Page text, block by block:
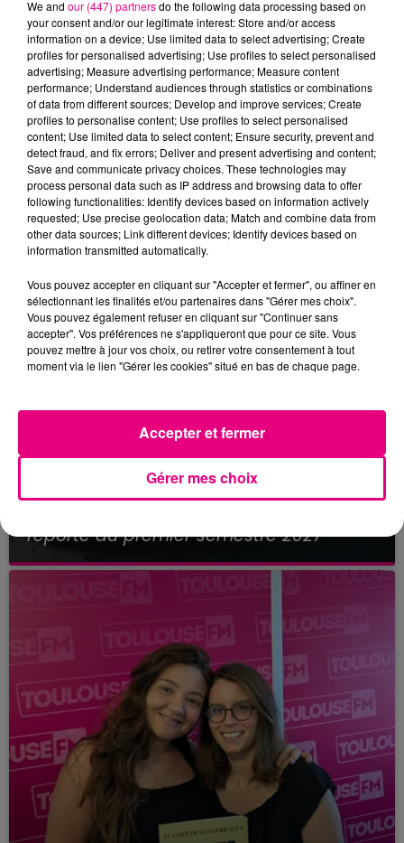
22 juillet 2026
Toulouse : circulation perturbée dans le
secteur François Verdier...
21 juillet 2026
reporté au premier semestre 2027
We and our (447) partnersdo the following data processing based on
your consent and/or our legitimate interest: Store and/or access
information on a device; Use limited data to select advertising; Create
profiles for personalised advertising; Use profiles to select personalised
advertising; Measure advertising performance; Measure content
performance; Understand audiences through statistics or combinations
of data from different sources; Develop and improve services; Create
profiles to personalise content; Use profiles to select personalised
content; Use limited data to select content; Ensure security, prevent and
detect fraud, and fix errors; Deliver and present advertising and content;
Save and communicate privacy choices. These technologies may
process personal data such as IP address and browsing data to offer
following functionalities: Identify devices based on information actively
requested; Use precise geolocation data; Match and combine data from
other data sources; Link different devices; Identify devices based on
information transmitted automatically.
Vous pouvez accepter en cliquant sur "Accepter et fermer", ou affiner en
sélectionnant les finalités et/ou partenaires dans "Gérer mes choix".
Vous pouvez également refuser en cliquant sur "Continuer sans
accepter". Vos préférences ne s'appliqueront que pour ce site. Vous
pouvez mettre à jour vos choix, ou retirer votre consentement à tout
moment via le lien "Gérer les cookies" situé en bas de chaque page.
Gérer mes choix
Accepter et fermer